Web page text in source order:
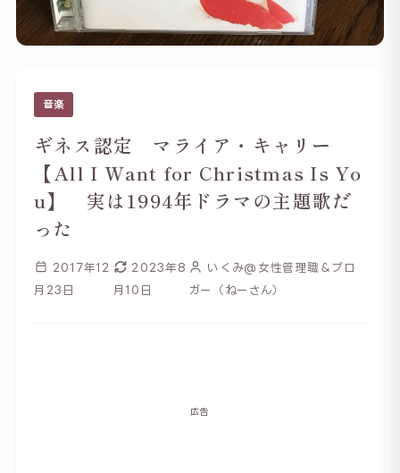
音楽
ギネス認定 マライア・キャリー
【All I Want for Christmas Is Yo
u】 実は1994年ドラマの主題歌だ
った
2017年12
月23日
2023年8
月10日
いくみ@女性管理職＆ブロ
ガー（ねーさん）
広告